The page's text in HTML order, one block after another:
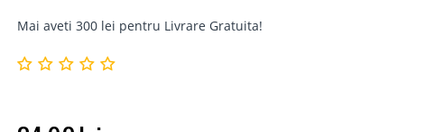
Mai aveti 300 lei pentru Livrare Gratuita!